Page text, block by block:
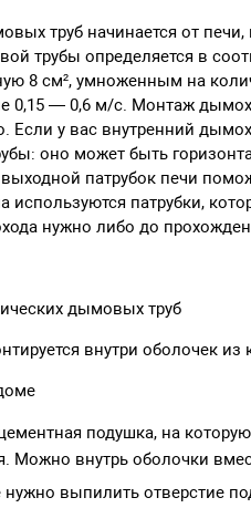
труб начинается от
трубы определяется в
8 см², умноженным на
0,15 — 0,6 м/с. Монтаж
Если у вас внутренний
оно может быть
патрубок печи
используются патрубки,
нужно либо до
дымовых труб
внутри оболочек
подушка, на
Можно внутрь оболочки
выпилить отверстие